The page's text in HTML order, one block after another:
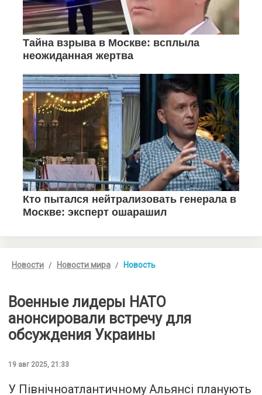
Новости Новости мира Новость
Военные лидеры НАТО
анонсировали встречу для
обсуждения Украины
19 авг 2025, 21:33
У Північноатлантичному Альянсі планують